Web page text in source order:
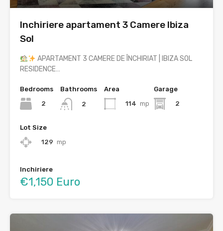
Inchiriere apartament 3 Camere Ibiza
Sol
APARTAMENT 3 CAMERE DE ÎNCHIRIAT | IBIZA SOL
RESIDENCE…
Bedrooms
2
Bathrooms
2
Area
114 mp
Garage
2
Lot Size
129 mp
Inchiriere
€1,150 Euro